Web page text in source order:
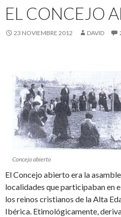
EL CONCEJO
23 NOVIEMBRE 2012 DAVID
Concejo abierto
El Concejo abierto era la
localidades que participaban en
los reinos cristianos de la Alta
Ibérica. Etimológicamente,